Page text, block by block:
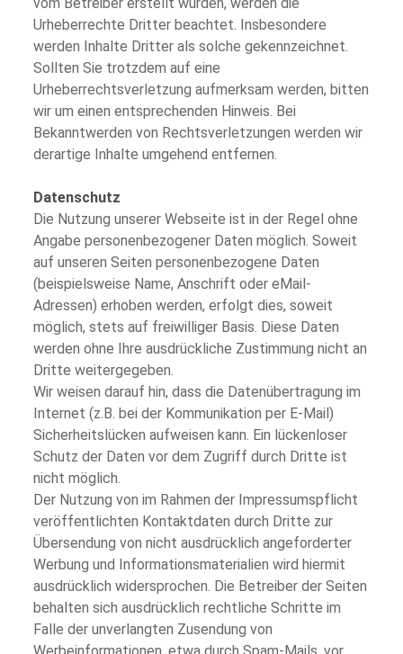
Urheberrechte Dritter beachtet. Insbesondere
werden Inhalte Dritter als solche gekennzeichnet.
Sollten Sie trotzdem auf eine
Urheberrechtsverletzung aufmerksam werden, bitten
wir um einen entsprechenden Hinweis. Bei
Bekanntwerden von Rechtsverletzungen werden wir
derartige Inhalte umgehend entfernen.
Datenschutz
Die Nutzung unserer Webseite ist in der Regel ohne
Angabe personenbezogener Daten möglich. Soweit
auf unseren Seiten personenbezogene Daten
(beispielsweise Name, Anschrift oder eMail-
Adressen) erhoben werden, erfolgt dies, soweit
möglich, stets auf freiwilliger Basis. Diese Daten
werden ohne Ihre ausdrückliche Zustimmung nicht an
Dritte weitergegeben.
Wir weisen darauf hin, dass die Datenübertragung im
Internet (z.B. bei der Kommunikation per E-Mail)
Sicherheitslücken aufweisen kann. Ein lückenloser
Schutz der Daten vor dem Zugriff durch Dritte ist
nicht möglich.
Der Nutzung von im Rahmen der Impressumspflicht
veröffentlichten Kontaktdaten durch Dritte zur
Übersendung von nicht ausdrücklich angeforderter
Werbung und Informationsmaterialien wird hiermit
ausdrücklich widersprochen. Die Betreiber der Seiten
behalten sich ausdrücklich rechtliche Schritte im
Falle der unverlangten Zusendung von